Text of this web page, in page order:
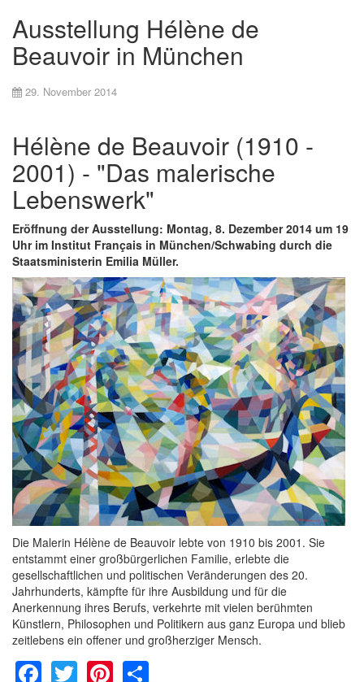
Ausstellung Hélène de
Beauvoir in München
29. November 2014
Hélène de Beauvoir (1910 -
2001) - "Das malerische
Lebenswerk"
Eröffnung der Ausstellung: Montag, 8. Dezember 2014 um 19
Uhr im Institut Français in München/Schwabing durch die
Staatsministerin Emilia Müller.
Die Malerin Hélène de Beauvoir lebte von 1910 bis 2001. Sie
entstammt einer großbürgerlichen Familie, erlebte die
gesellschaftlichen und politischen Veränderungen des 20.
Jahrhunderts, kämpfte für ihre Ausbildung und für die
Anerkennung ihres Berufs, verkehrte mit vielen berühmten
Künstlern, Philosophen und Politikern aus ganz Europa und blieb
zeitlebens ein offener und großherziger Mensch.
Facebook
TwitterPinterest